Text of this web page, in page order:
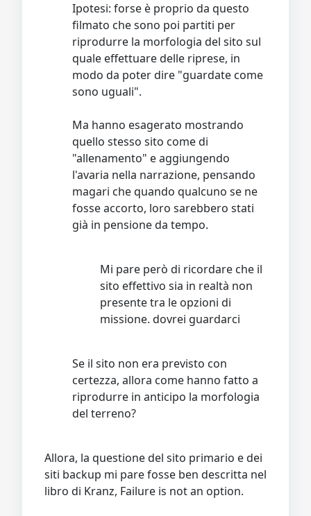
Ipotesi: forse è proprio da questo
filmato che sono poi partiti per
riprodurre la morfologia del sito sul
quale effettuare delle riprese, in
modo da poter dire "guardate come
sono uguali".
Ma hanno esagerato mostrando
quello stesso sito come di
"allenamento" e aggiungendo
l'avaria nella narrazione, pensando
magari che quando qualcuno se ne
fosse accorto, loro sarebbero stati
già in pensione da tempo.
Mi pare però di ricordare che il
sito effettivo sia in realtà non
presente tra le opzioni di
missione. dovrei guardarci
Se il sito non era previsto con
certezza, allora come hanno fatto a
riprodurre in anticipo la morfologia
del terreno?
Allora, la questione del sito primario e dei
siti backup mi pare fosse ben descritta nel
libro di Kranz, Failure is not an option.